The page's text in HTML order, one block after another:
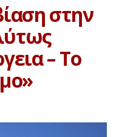
στην
– Το